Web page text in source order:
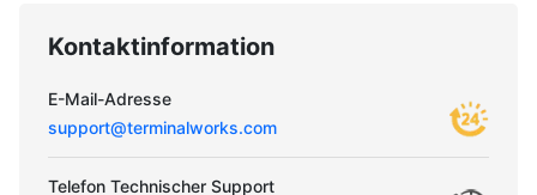
Kontaktinformation
E-Mail-Adresse
support@terminalworks.com
Telefon Technischer Support